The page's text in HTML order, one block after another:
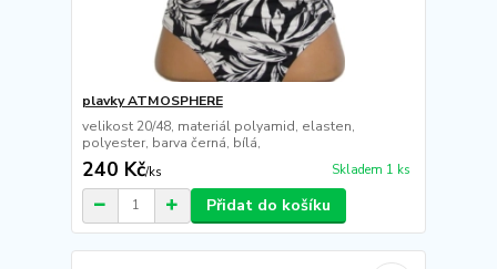
plavky ATMOSPHERE
velikost 20/48, materiál polyamid, elasten,
polyester, barva černá, bílá,
240 Kč/ks Skladem 1 ks
Přidat do košíku